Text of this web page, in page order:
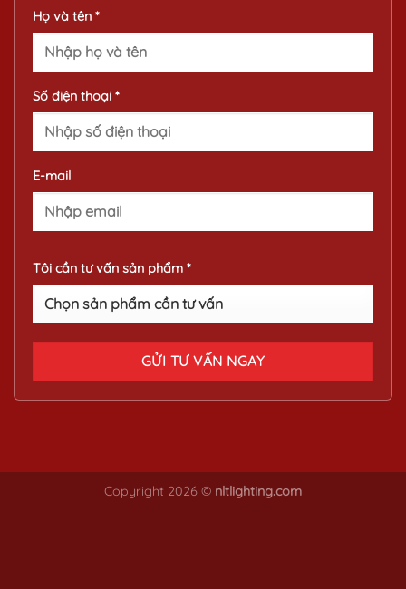
Họ và tên *
Số điện thoại *
E-mail
Tôi cần tư vấn sản phẩm *
Copyright 2026 © nltlighting.com